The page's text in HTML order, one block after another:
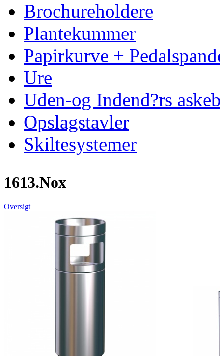
Brochureholdere
Plantekummer
Papirkurve +
Ure
Uden-og Indend?rs
Opslagstavler
Skiltesystemer
1613.Nox
Oversigt